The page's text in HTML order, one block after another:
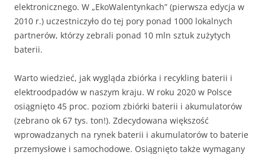
elektronicznego. W „EkoWalentynkach” (pierwsza edycja w
2010 r.) uczestniczyło do tej pory ponad 1000 lokalnych
partnerów, którzy zebrali ponad 10 mln sztuk zużytych
baterii.
Warto wiedzieć, jak wygląda zbiórka i recykling baterii i
elektroodpadów w naszym kraju. W roku 2020 w Polsce
osiągnięto 45 proc. poziom zbiórki baterii i akumulatorów
(zebrano ok 67 tys. ton!). Zdecydowana większość
wprowadzanych na rynek baterii i akumulatorów to baterie
przemysłowe i samochodowe. Osiągnięto także wymagany